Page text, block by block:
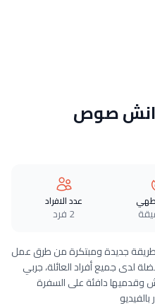
صوص
عدد الافراد
2 فرد
جديدة ومبتكرة من طرق عمل
لدى جميع أفراد العائلة، جربي
وقدميها دافئة على السفرة